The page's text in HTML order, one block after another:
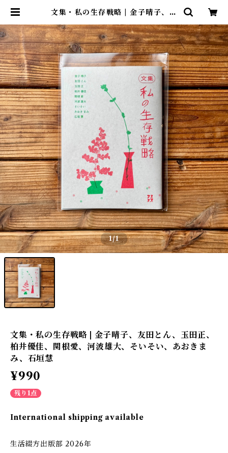
文集・私の生存戦略 | 金子晴子、友
愛、河波雄大、そいそい、あおきま
み、石垣慧 | 尾鷲市九鬼町 漁村の本
屋 トンガ坂文庫
1/1
文集・私の生存戦略 | 金子晴子、友田とん、玉田正、
柏井優佳、関根愛、河波雄大、そいそい、あおきま
み、石垣慧
¥990
残り1点
International shipping available
生活綴方出版部 2026年